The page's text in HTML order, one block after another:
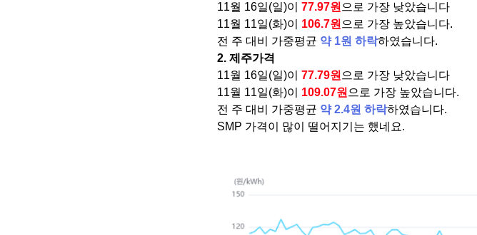
11월 16일(일)이
77.97원 으로 가장 낮았습니다
11월 11일(화)이
106.7원 으로 가장 높았습니다.
전 주 대비 가중평균 약 1원 하락하였습니다.
2. 제주가격
11월 16일(일)이
77.79원 으로 가장 낮았습니다
11월 11일(화)이
109.07원 으로 가장 높았습니다.
전 주 대비 가중평균 약 2.4원 하락하였습니다.
SMP 가격이 많이 떨어지기는 했네요.